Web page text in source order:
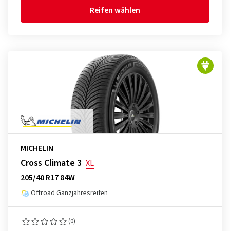
Reifen wählen
MICHELIN
Cross Climate 3 XL
205/40 R17 84W
Offroad Ganzjahresreifen
(0)